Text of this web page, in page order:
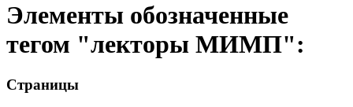
Элементы обозначенные
тегом "лекторы МИМП":
Страницы